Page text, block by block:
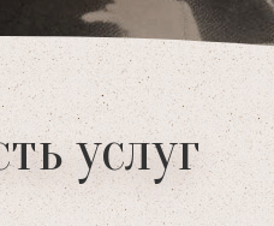
услуг